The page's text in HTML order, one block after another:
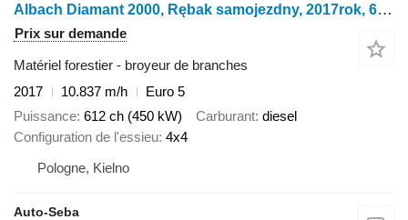
Albach Diamant 2000, Rębak samojezdny, 2017rok, 612KM, Euro 5
Prix sur demande
Matériel forestier - broyeur de branches
2017
10.837 m/h
Euro 5
Puissance 612 ch (450 kW) Carburant diesel
Configuration de l'essieu 4x4
Pologne, Kielno
Auto-Seba